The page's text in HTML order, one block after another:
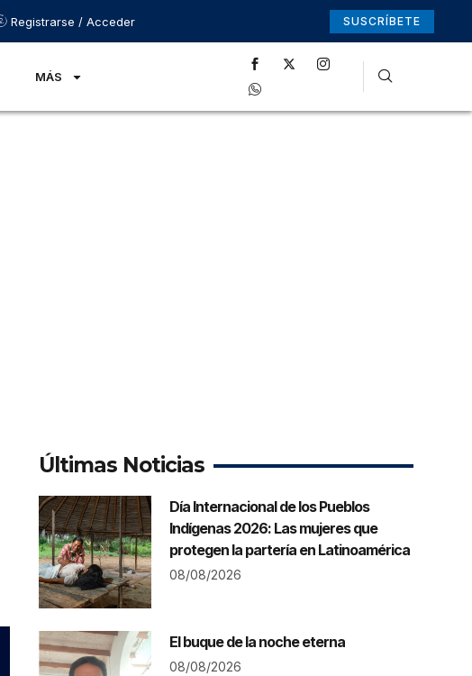
Registrarse / Acceder SUSCRÍBETE
MÁS
Últimas Noticias
Día Internacional de los Pueblos
Indígenas 2026: Las mujeres que
protegen la partería en Latinoamérica
08/08/2026
El buque de la noche eterna
08/08/2026